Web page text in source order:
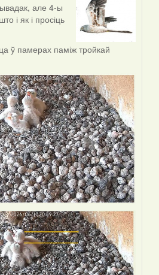
але 4-ы
і як і просіць
ў памерах паміж тройкай